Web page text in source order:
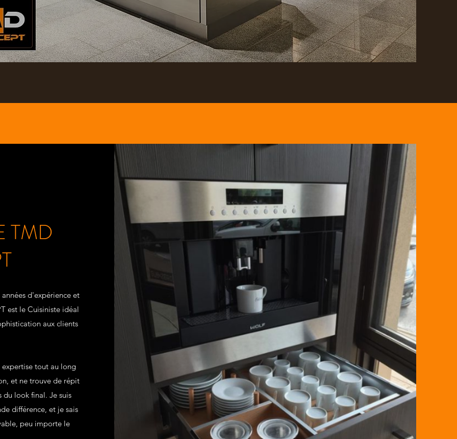
TMD
d'expérience et
est le Cuisiniste idéal
aux clients
tout au long
et ne trouve de répit
du look final. Je suis
différence, et je sais
peu importe le